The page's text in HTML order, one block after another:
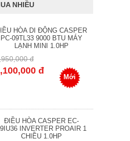
NHIỀU
HÒA DI ĐỘNG CASPER
PC-09TL33 9000 BTU MÁY
LẠNH MINI 1.0HP
đ
đ
Mới
ĐIỀU HÒA CASPER EC-
INVERTER PROAIR 1
CHIỀU 1.0HP